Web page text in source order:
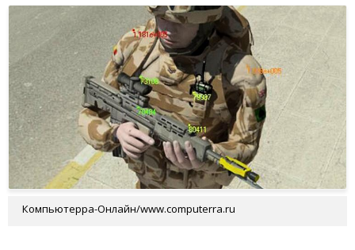
Компьютерра-Онлайн/www.computerra.ru